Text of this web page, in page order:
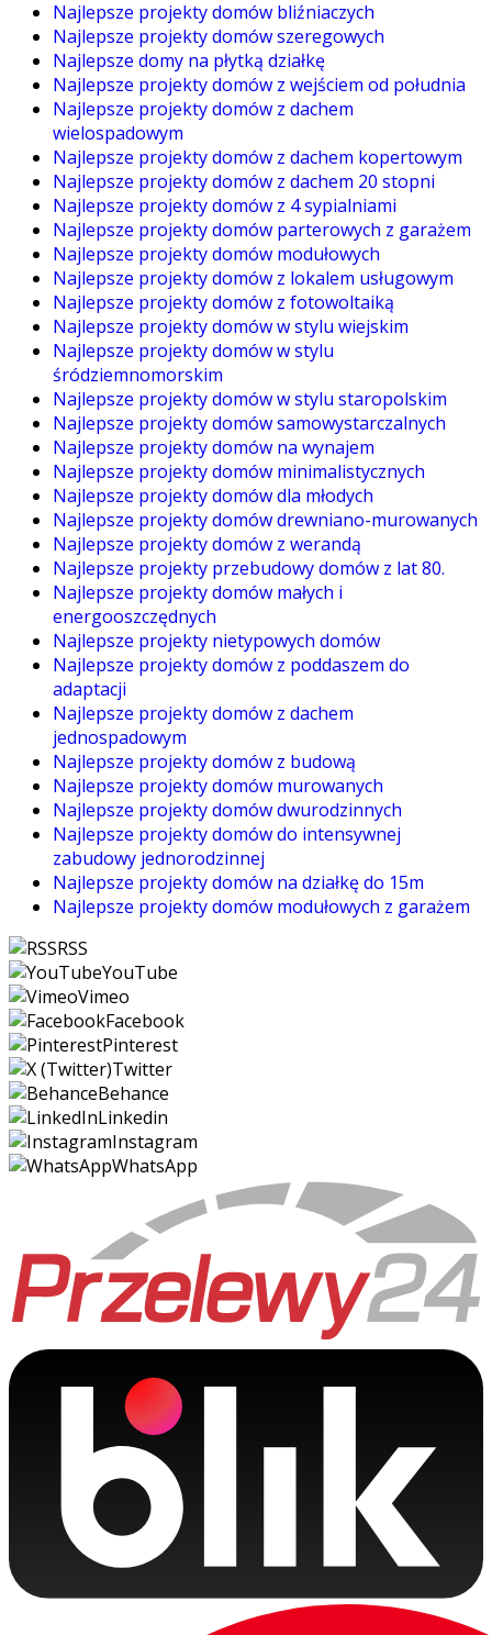
Najlepsze projekty domów bliźniaczych
Najlepsze projekty domów szeregowych
Najlepsze domy na płytką działkę
Najlepsze projekty domów z wejściem od południa
Najlepsze projekty domów z dachem
wielospadowym
Najlepsze projekty domów z dachem kopertowym
Najlepsze projekty domów z dachem 20 stopni
Najlepsze projekty domów z 4 sypialniami
Najlepsze projekty domów parterowych z garażem
Najlepsze projekty domów modułowych
Najlepsze projekty domów z lokalem usługowym
Najlepsze projekty domów z fotowoltaiką
Najlepsze projekty domów w stylu wiejskim
Najlepsze projekty domów w stylu
śródziemnomorskim
Najlepsze projekty domów w stylu staropolskim
Najlepsze projekty domów samowystarczalnych
Najlepsze projekty domów na wynajem
Najlepsze projekty domów minimalistycznych
Najlepsze projekty domów dla młodych
Najlepsze projekty domów drewniano-murowanych
Najlepsze projekty domów z werandą
Najlepsze projekty przebudowy domów z lat 80.
Najlepsze projekty domów małych i
energooszczędnych
Najlepsze projekty nietypowych domów
Najlepsze projekty domów z poddaszem do
adaptacji
Najlepsze projekty domów z dachem
jednospadowym
Najlepsze projekty domów z budową
Najlepsze projekty domów murowanych
Najlepsze projekty domów dwurodzinnych
Najlepsze projekty domów do intensywnej
zabudowy jednorodzinnej
Najlepsze projekty domów na działkę do 15m
Najlepsze projekty domów modułowych z garażem
RSS
YouTube
Vimeo
Facebook
Pinterest
Twitter
Behance
Linkedin
Instagram
WhatsApp